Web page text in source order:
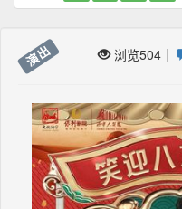
演出 浏览504｜